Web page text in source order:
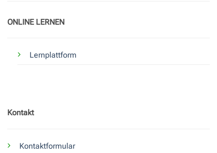
ONLINE LERNEN
Lernplattform
Kontakt
Kontaktformular